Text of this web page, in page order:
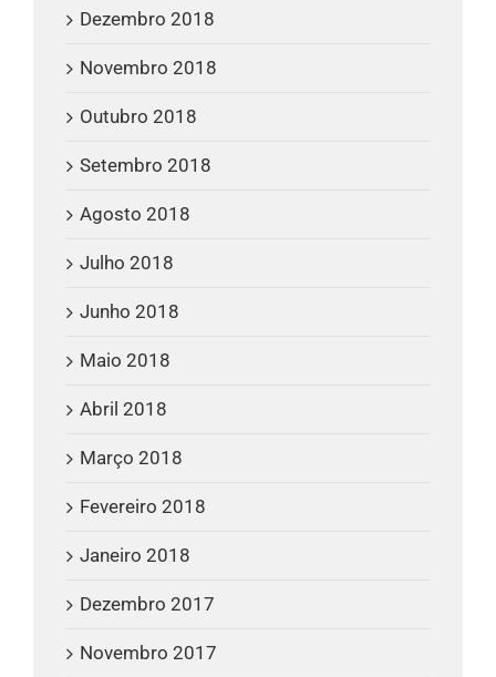
Dezembro 2018
Novembro 2018
Outubro 2018
Setembro 2018
Agosto 2018
Julho 2018
Junho 2018
Maio 2018
Abril 2018
Março 2018
Fevereiro 2018
Janeiro 2018
Dezembro 2017
Novembro 2017